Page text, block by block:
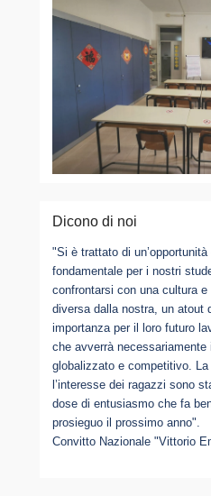
Dicono di noi
"Si è trattato di
fondamentale per i nostri
confrontarsi con una cultura
diversa dalla nostra, un atout
importanza per il loro futuro
che avverrà
globalizzato e competitivo.
l’interesse dei ragazzi sono
dose di entusiasmo che fa
prosieguo il prossimo anno".
Convitto Nazionale "Vittorio